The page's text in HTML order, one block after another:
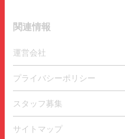
関連情報
運営会社
プライバシーポリシー
スタッフ募集
サイトマップ